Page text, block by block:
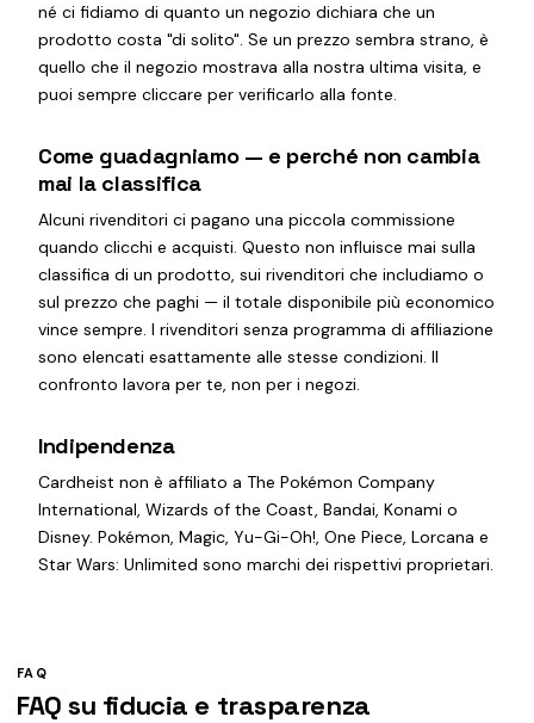
né ci fidiamo di quanto un negozio dichiara che un
prodotto costa "di solito". Se un prezzo sembra strano, è
quello che il negozio mostrava alla nostra ultima visita, e
puoi sempre cliccare per verificarlo alla fonte.
Come guadagniamo — e perché non cambia
mai la classifica
Alcuni rivenditori ci pagano una piccola commissione
quando clicchi e acquisti. Questo non influisce mai sulla
classifica di un prodotto, sui rivenditori che includiamo o
sul prezzo che paghi — il totale disponibile più economico
vince sempre. I rivenditori senza programma di affiliazione
sono elencati esattamente alle stesse condizioni. Il
confronto lavora per te, non per i negozi.
Indipendenza
Cardheist non è affiliato a The Pokémon Company
International, Wizards of the Coast, Bandai, Konami o
Disney. Pokémon, Magic, Yu-Gi-Oh!, One Piece, Lorcana e
Star Wars: Unlimited sono marchi dei rispettivi proprietari.
FAQ
FAQ su fiducia e trasparenza